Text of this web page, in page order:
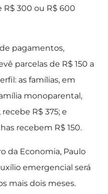
300 ou R$ 600
pagamentos,
parcelas de R$ 150 a
as famílias, em
monoparental,
R$ 375; e
recebem R$ 150.
da Economia, Paulo
emergencial será
mais dois meses.